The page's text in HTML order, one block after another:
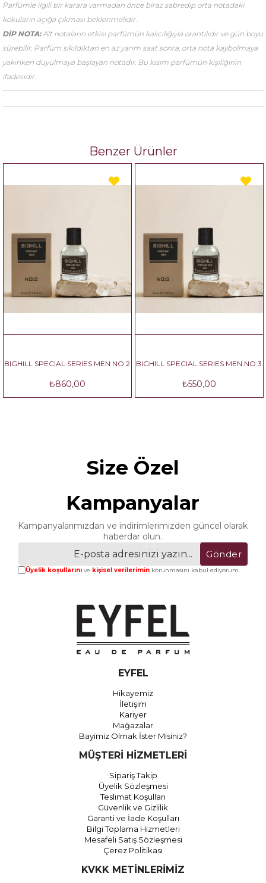
Parfümle ilgili bir karara varmadan önce biraz sabredip orta notadaki
kokuların açığa çıkması beklenmelidir.
DİP NOTA:Alt notaların etkisi parfümün kalıcılığıyla orantılıdır ve gün boyu
sürebilir. Parfüm sıkıldıktan en az yarım saat sonra, orta nota kaybolmaya
yakınken duyulmaya başlayan notadır. Bu kısım parfümün kişiliğinin
ifadesidir.
Benzer Ürünler
BIGHILL SPECIAL SERIES MEN NO:2
₺860,00
BIGHILL SPECIAL SERIES MEN NO:3
₺550,00
Size Özel
Kampanyalar
Kampanyalarımızdan ve indirimlerimizden güncel olarak
haberdar olun.
Gönder
Üyelik koşullarınıve kişisel verileriminkorunmasını kabul ediyorum.
EYFEL
Hikayemiz
İletişim
Kariyer
Mağazalar
Bayimiz Olmak İster Misiniz?
MÜŞTERİ HİZMETLERİ
Sipariş Takip
Üyelik Sözleşmesi
Teslimat Koşulları
Güvenlik ve Gizlilik
Garanti ve İade Koşulları
Bilgi Toplama Hizmetleri
Mesafeli Satış Sözleşmesi
Çerez Politikası
KVKK METİNLERİMİZ